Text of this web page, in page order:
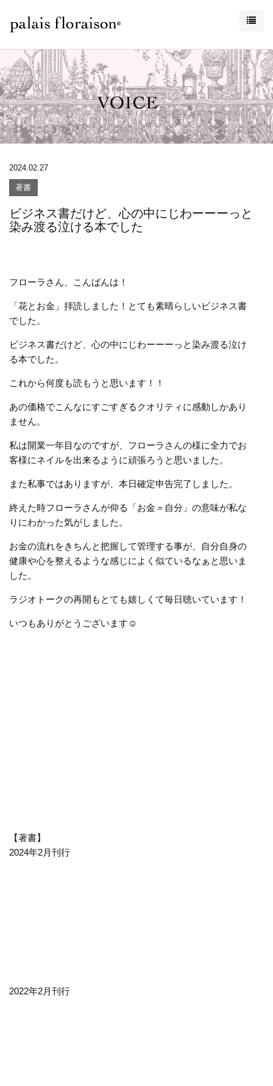
2024.02.27
著書
ビジネス書だけど、心の中にじわーーーっと
染み渡る泣ける本でした
フローラさん、こんばんは！
「花とお金」拝読しました！とても素晴らしいビジネス書
でした。
ビジネス書だけど、心の中にじわーーーっと染み渡る泣け
る本でした。
これから何度も読もうと思います！！
あの価格でこんなにすごすぎるクオリティに感動しかあり
ません。
私は開業一年目なのですが、フローラさんの様に全力でお
客様にネイルを出来るように頑張ろうと思いました。
また私事ではありますが、本日確定申告完了しました。
終えた時フローラさんが仰る「お金＝自分」の意味が私な
りにわかった気がしました。
お金の流れをきちんと把握して管理する事が、自分自身の
健康や心を整えるような感じによく似ているなぁと思いま
した。
ラジオトークの再開もとても嬉しくて毎日聴いています！
いつもありがとうございます ☺️
【著書】
2024年2月刊行
2022年2月刊行